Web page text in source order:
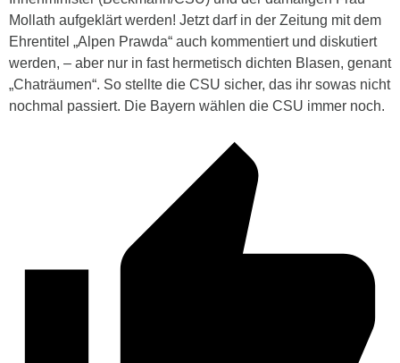
Mollath aufgeklärt werden! Jetzt darf in der Zeitung mit dem
Ehrentitel „Alpen Prawda“ auch kommentiert und diskutiert
werden, – aber nur in fast hermetisch dichten Blasen, genant
„Chaträumen“. So stellte die CSU sicher, das ihr sowas nicht
nochmal passiert. Die Bayern wählen die CSU immer noch.